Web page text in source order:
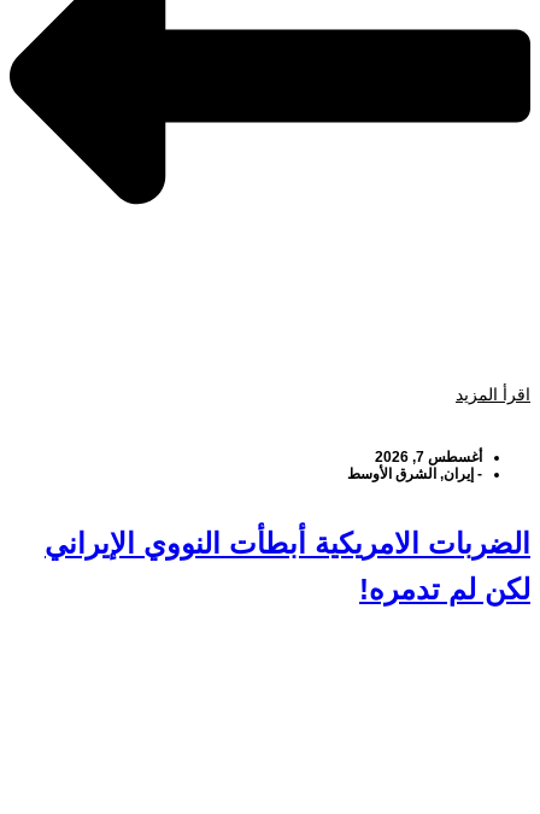
اقرأ المزيد
أغسطس 7, 2026
- إيران, الشرق الأوسط
الضربات الامريكية أبطأت النووي الإيراني
لكن لم تدمره!